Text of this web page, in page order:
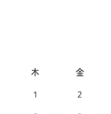
木 金
1 2